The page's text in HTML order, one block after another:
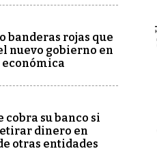
banderas rojas que
nuevo gobierno en
cobra su banco si
dinero en
otras entidades